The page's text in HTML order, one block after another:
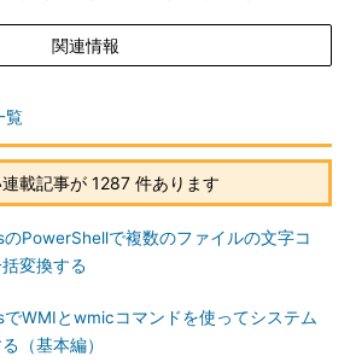
関連情報
覧
載記事が 1287 件あります
PowerShellで複数のファイルの文字コ
変換する
WMIとwmicコマンドを使ってシステム
（基本編）